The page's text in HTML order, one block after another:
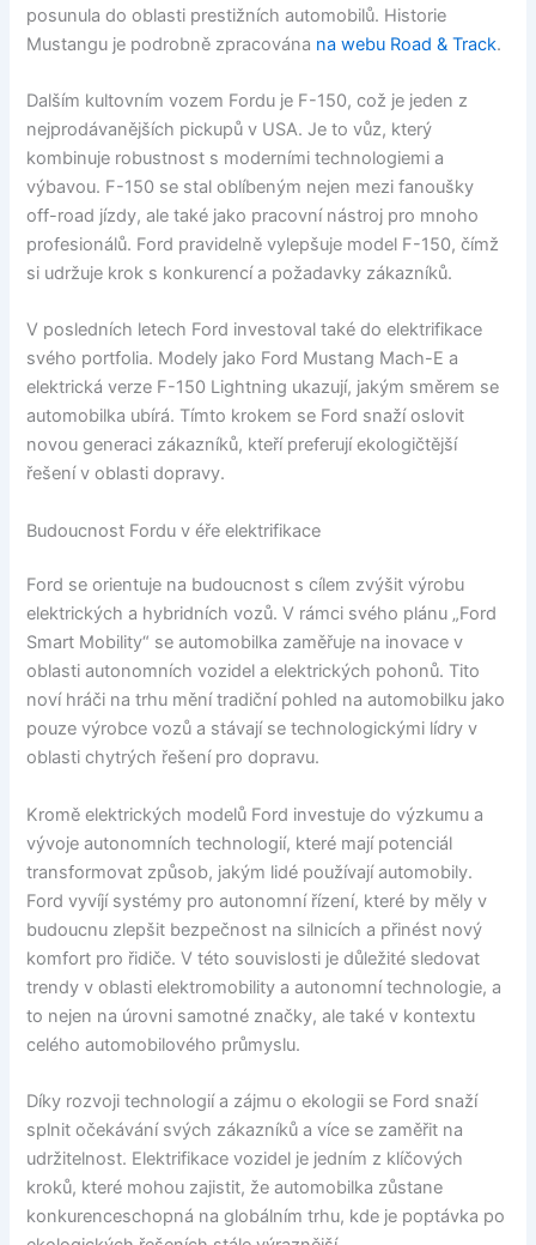
posunula do oblasti prestižních automobilů. Historie
Mustangu je podrobně zpracována na webu Road & Track.
Dalším kultovním vozem Fordu je F-150, což je jeden z
nejprodávanějších pickupů v USA. Je to vůz, který
kombinuje robustnost s moderními technologiemi a
výbavou. F-150 se stal oblíbeným nejen mezi fanoušky
off-road jízdy, ale také jako pracovní nástroj pro mnoho
profesionálů. Ford pravidelně vylepšuje model F-150, čímž
si udržuje krok s konkurencí a požadavky zákazníků.
V posledních letech Ford investoval také do elektrifikace
svého portfolia. Modely jako Ford Mustang Mach-E a
elektrická verze F-150 Lightning ukazují, jakým směrem se
automobilka ubírá. Tímto krokem se Ford snaží oslovit
novou generaci zákazníků, kteří preferují ekologičtější
řešení v oblasti dopravy.
Budoucnost Fordu v éře elektrifikace
Ford se orientuje na budoucnost s cílem zvýšit výrobu
elektrických a hybridních vozů. V rámci svého plánu „Ford
Smart Mobility“ se automobilka zaměřuje na inovace v
oblasti autonomních vozidel a elektrických pohonů. Tito
noví hráči na trhu mění tradiční pohled na automobilku jako
pouze výrobce vozů a stávají se technologickými lídry v
oblasti chytrých řešení pro dopravu.
Kromě elektrických modelů Ford investuje do výzkumu a
vývoje autonomních technologií, které mají potenciál
transformovat způsob, jakým lidé používají automobily.
Ford vyvíjí systémy pro autonomní řízení, které by měly v
budoucnu zlepšit bezpečnost na silnicích a přinést nový
komfort pro řidiče. V této souvislosti je důležité sledovat
trendy v oblasti elektromobility a autonomní technologie, a
to nejen na úrovni samotné značky, ale také v kontextu
celého automobilového průmyslu.
Díky rozvoji technologií a zájmu o ekologii se Ford snaží
splnit očekávání svých zákazníků a více se zaměřit na
udržitelnost. Elektrifikace vozidel je jedním z klíčových
kroků, které mohou zajistit, že automobilka zůstane
konkurenceschopná na globálním trhu, kde je poptávka po